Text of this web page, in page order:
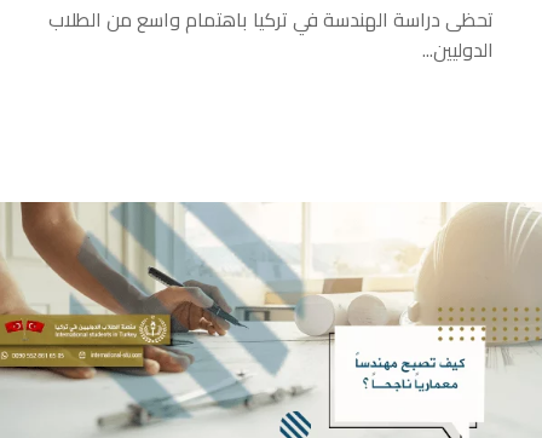
تحظى دراسة الهندسة في تركيا باهتمام واسع من الطلاب
الدوليين...